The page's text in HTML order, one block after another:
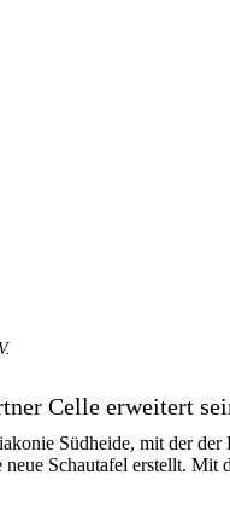
Celle erweitert
Südheide, mit der
Schautafel erstellt. Mit